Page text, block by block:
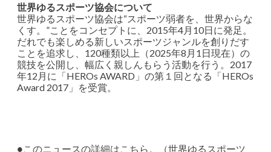
世界ゆるスポーツ協会について
世界ゆるスポーツ協会は“スポーツ弱者を、世界からな
くす。”ことをコンセプトに、2015年4月10日に発足。
だれでも楽しめる新しいスポーツジャンルを創りだす
ことを追求し、120種類以上（2025年8月1日現在）の
競技を公開し、幅広く親しんもらう活動を行う。2017
年12月に「HEROs AWARD」の第１回となる「HEROs
Award 2017」を受賞。
●このニュースの詳細はこちら。（世界ゆるスポーツ